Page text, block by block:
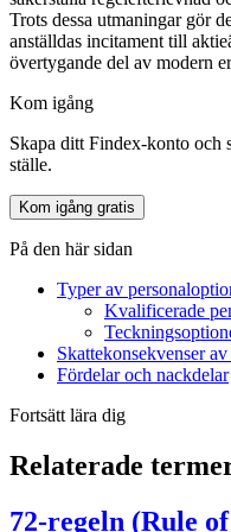
Trots dessa utmaningar gör
anställdas incitament till
övertygande del av modern
Kom igång
Skapa ditt Findex-konto och
ställe.
Kom igång gratis
På den här sidan
Typer av
Kvalificerade
Skattekonsekvenser
Fördelar och nackdelar
Fortsätt lära dig
Relaterade
72-regeln (Rule